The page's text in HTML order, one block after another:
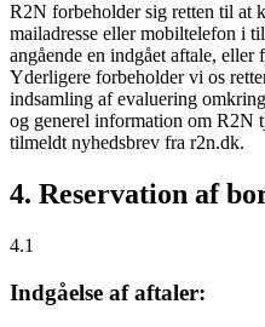
R2N forbeholder sig retten til at
mailadresse eller mobiltelefon i
angående en indgået aftale,
Yderligere forbeholder vi os
indsamling af evaluering
og generel information om R2N
tilmeldt nyhedsbrev fra r2n.dk.
4. Reservation af
4.1
Indgåelse af aftaler: